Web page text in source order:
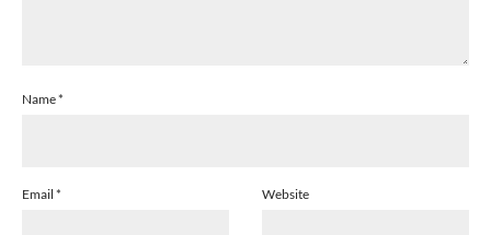
Name*
Email * Website